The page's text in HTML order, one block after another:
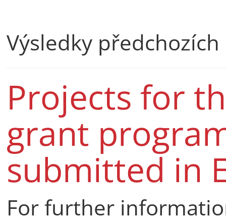
Výsledky
Projects for
grant
submitted in
For further